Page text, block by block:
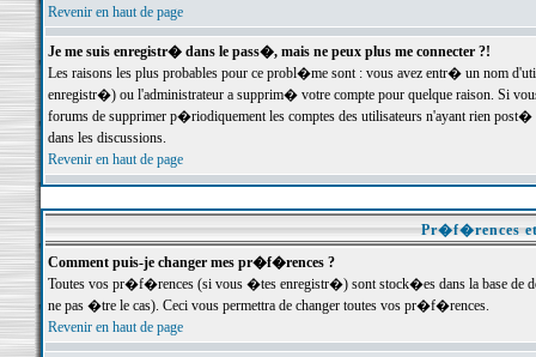
Revenir en haut de page
Je me suis enregistr� dans le pass�, mais ne peux plus me connecter ?!
Les raisons les plus probables pour ce probl�me sont : vous avez entr� un nom
enregistr�) ou l'administrateur a supprim� votre compte pour quelque raison. Si
forums de supprimer p�riodiquement les comptes des utilisateurs n'ayant rien
dans les discussions.
Revenir en haut de page
Pr�f�rences
Comment puis-je changer mes pr�f�rences ?
Toutes vos pr�f�rences (si vous �tes enregistr�) sont stock�es dans la base de
ne pas �tre le cas). Ceci vous permettra de changer toutes vos pr�f�rences.
Revenir en haut de page